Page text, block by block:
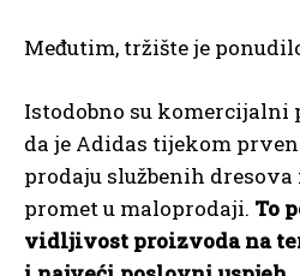
Međutim, tržište je
Istodobno su komercijalni
da je Adidas tijekom
prodaju službenih
promet u maloprodaji. To
vidljivost proizvoda na